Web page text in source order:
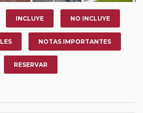
de satisfacción en "Mi viaje")
luna de miel contarán con un
INCLUYE NO INCLUYE
NOTAS IMPORTANTES
RESERVAR